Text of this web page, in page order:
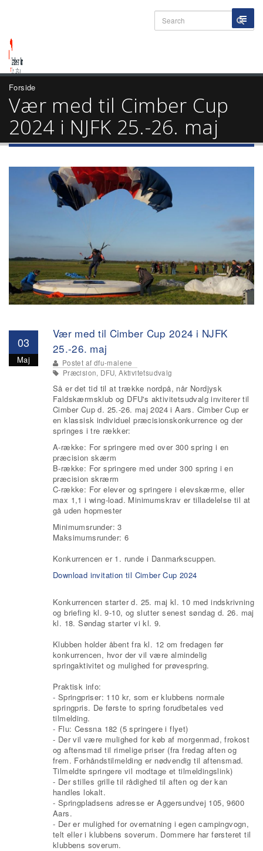
Forside
Vær med til Cimber Cup
2024 i NJFK 25.-26. maj
03
Maj
Vær med til Cimber Cup 2024 i NJFK
25.-26. maj
Postet af dfu-malene
Præcision, DFU, Aktivitetsudvalg
Så er det tid til at trække nordpå, når Nordjysk
Faldskærmsklub og DFU's aktivitetsudvalg inviterer til
Cimber Cup d. 25.-26. maj 2024 i Aars. Cimber Cup er
en klassisk individuel præcisionskonkurrence og der
springes i tre rækker:
A-række: For springere med over 300 spring i en
præcision skærm
B-række: For springere med under 300 spring i en
præcision skrærm
C-række: For elever og springere i elevskærme, eller
max 1,1 i wing-load. Minimumskrav er tilladelelse til at
gå uden hopmester
Minimumsrunder: 3
Maksimumsrunder: 6
Konkurrencen er 1. runde i Danmarkscuppen.
Download invitation til Cimber Cup 2024
Konkurrencen starter d. 25. maj kl. 10 med indskrivning
og briefing kl. 9-10, og slutter senest søndag d. 26. maj
kl. 18. Søndag starter vi kl. 9.
Klubben holder åbent fra kl. 12 om fredagen før
konkurrencen, hvor der vil være almindelig
springaktivitet og mulighed for prøvespring.
Praktisk info:
- Springpriser: 110 kr, som er klubbens normale
springpris. De første to spring forudbetales ved
tilmelding.
- Flu: Cessna 182 (5 springere i flyet)
- Der vil være mulighed for køb af morgenmad, frokost
og aftensmad til rimelige priser (fra fredag aften og
frem. Forhåndstilmelding er nødvendig til aftensmad.
Tilmeldte springere vil modtage et tilmeldingslink)
- Der stilles grille til rådighed til aften og der kan
handles lokalt.
- Springpladsens adresse er Aggersundvej 105, 9600
Aars.
- Der er mulighed for overnatning i egen campingvogn,
telt eller i klubbens soverum. Dommere har førsteret til
klubbens soverum.